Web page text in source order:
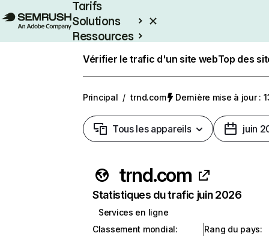
Tarifs
Solutions
Ressources
Vérifier le trafic d'un site webTop des
Principal / trnd.com Dernière mise à jour :
Tous les appareils juin
trnd.com
Statistiques du trafic juin 2026
Services en ligne
Classement mondial:
Rang du pays: